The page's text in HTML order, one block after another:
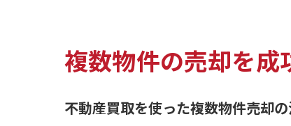
複数物件の売却を
不動産買取を使った複数物件売却